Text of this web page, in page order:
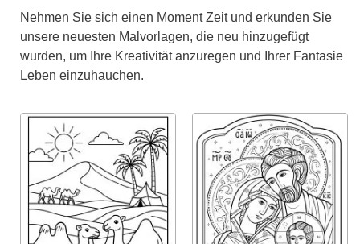
Nehmen Sie sich einen Moment Zeit und erkunden Sie
unsere neuesten Malvorlagen, die neu hinzugefügt
wurden, um Ihre Kreativität anzuregen und Ihrer Fantasie
Leben einzuhauchen.